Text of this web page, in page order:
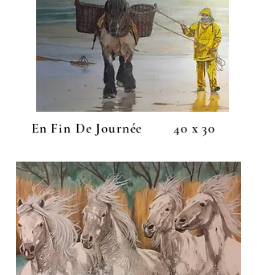
En Fin De Journée 40 x 30